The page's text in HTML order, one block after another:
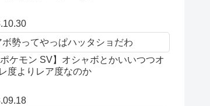
ボ勢ってやっぱハッタショだわ
ポケモン SV】オシャボとかいいつつオ
度よりレア度なのか